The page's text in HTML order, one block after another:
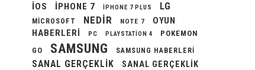
IOS IPHONE 7 IPHONE 7 PLUS LG
MICROSOFT NEDIR NOTE 7
OYUN
HABERLERI
PC PLAYSTATION 4
POKEMON
GO
SAMSUNG SAMSUNG HABERLERI
SANAL GERÇEKLIK SANAL GERÇEKLIK